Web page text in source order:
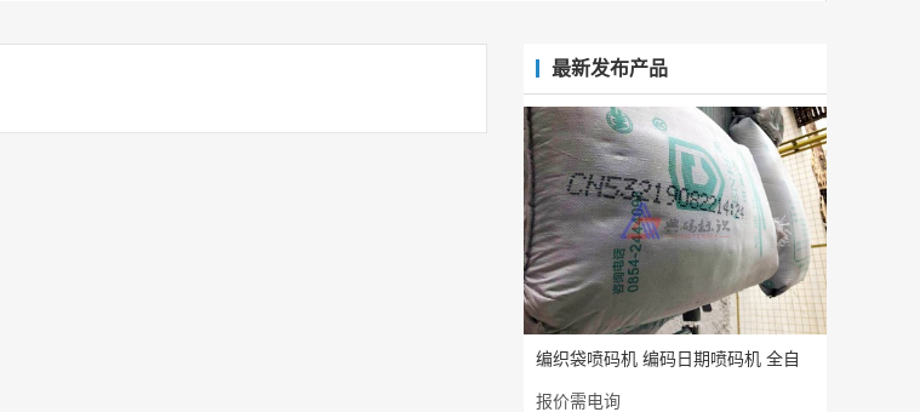
最新发布产品
编织袋喷码机 编码日期喷码机 全自
报价需电询